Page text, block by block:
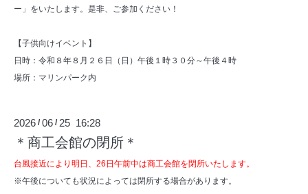
ー」をいたします。是非、ご参加ください！
【子供向けイベント】
日時：令和８年８月２６日（日）午後１時３０分～午後４時
場所：マリンパーク内
2026 /06 / 25 16:28
＊商工会館の閉所＊
台風接近により明日、26日午前中は商工会館を閉所いたします。
※午後についても状況によっては閉所する場合があります。